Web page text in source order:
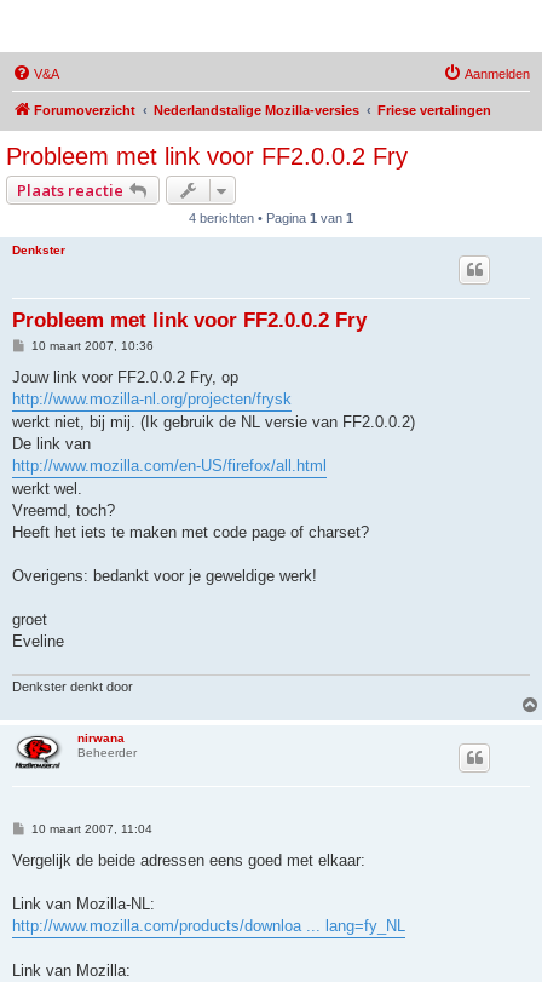
V&A Aanmelden
Forumoverzicht Nederlandstalige Mozilla-versies Friese vertalingen
Probleem met link voor FF2.0.0.2 Fry
Plaats reactie
4 berichten • Pagina 1 van 1
Denkster
Probleem met link voor FF2.0.0.2 Fry
B
r
c
h
t
10 maart 2007, 10:36
Jouw link voor FF2.0.0.2 Fry, op
http://www.mozilla-nl.org/projecten/frysk
werkt niet, bij mij. (Ik gebruik de NL versie van FF2.0.0.2)
De link van
http://www.mozilla.com/en-US/firefox/all.html
werkt wel.
Vreemd, toch?
Heeft het iets te maken met code page of charset?
Overigens: bedankt voor je geweldige werk!
groet
Eveline
Denkster denkt door
nirwana
Beheerder
B
r
h
10 maart 2007, 11:04
Vergelijk de beide adressen eens goed met elkaar:
Link van Mozilla-NL:
http://www.mozilla.com/products/downloa ... lang=fy_NL
Link van Mozilla: